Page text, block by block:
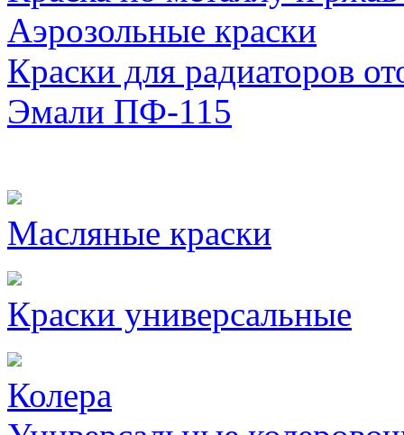
Аэрозольные краски
Краски для радиаторов
Эмали ПФ-115
Масляные краски
Краски универсальные
Колера